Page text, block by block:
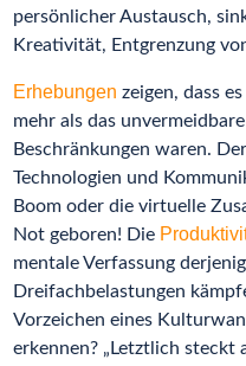
persönlicher Austausch,
Kreativität, Entgrenzung
Erhebungen zeigen, dass
mehr als das
Beschränkungen waren.
Technologien und
Boom oder die virtuelle
Not geboren! Die
mentale Verfassung
Dreifachbelastungen
Vorzeichen eines
erkennen? „Letztlich steckt